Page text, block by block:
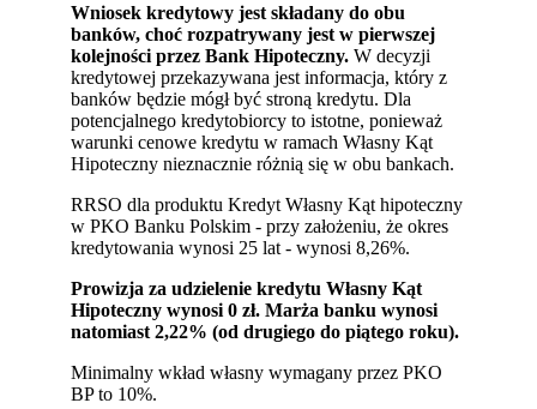
Wniosek kredytowy jest składany do obu
banków, choć rozpatrywany jest w pierwszej
kolejności przez Bank Hipoteczny. W decyzji
kredytowej przekazywana jest informacja, który z
banków będzie mógł być stroną kredytu. Dla
potencjalnego kredytobiorcy to istotne, ponieważ
warunki cenowe kredytu w ramach Własny Kąt
Hipoteczny nieznacznie różnią się w obu bankach.
RRSO dla produktu Kredyt Własny Kąt hipoteczny
w PKO Banku Polskim - przy założeniu, że okres
kredytowania wynosi 25 lat - wynosi 8,26%.
Prowizja za udzielenie kredytu Własny Kąt
Hipoteczny wynosi 0 zł. Marża banku wynosi
natomiast 2,22% (od drugiego do piątego roku).
Minimalny wkład własny wymagany przez PKO
BP to 10%.